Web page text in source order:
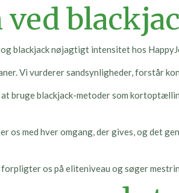
blackjack nøjagtigt intensitet hos
Vi vurderer sandsynligheder, forstår
bruge blackjack-metoder som
os med hver omgang, der gives, og det
os på eliteniveau og søger